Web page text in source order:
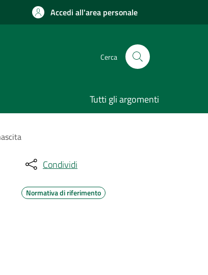
Accedi all'area personale
Cerca
Tutti gli argomenti
Condividi
Normativa di riferimento